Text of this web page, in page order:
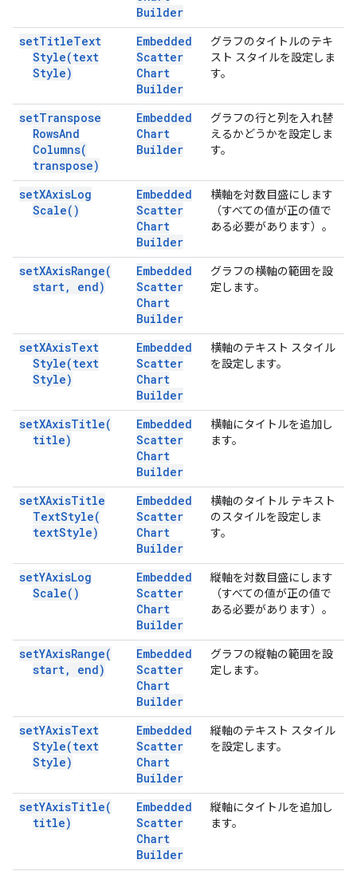
Builder
setTitleText
Style(text
Style)
Embedded
Scatter
Chart
Builder
グラフのタイトルのテキ
スト スタイルを設定しま
す。
setTranspose
RowsAnd
Columns(
transpose)
Embedded
Chart
Builder
グラフの行と列を入れ替
えるかどうかを設定しま
す。
setXAxisLog
Scale( )
Embedded
Scatter
Chart
Builder
横軸を対数目盛にします
（すべての値が正の値で
ある必要があります）。
setXAxisRange(
start, end)
Embedded
Scatter
Chart
Builder
グラフの横軸の範囲を設
定します。
setXAxisText
Style(text
Style)
Embedded
Scatter
Chart
Builder
横軸のテキスト スタイル
を設定します。
setXAxisTitle(
title)
Embedded
Scatter
Chart
Builder
横軸にタイトルを追加し
ます。
setXAxisTitle
TextStyle(
textStyle)
Embedded
Scatter
Chart
Builder
横軸のタイトル テキスト
のスタイルを設定しま
す。
setYAxisLog
Scale( )
Embedded
Scatter
Chart
Builder
縦軸を対数目盛にします
（すべての値が正の値で
ある必要があります）。
setYAxisRange(
start, end)
Embedded
Scatter
Chart
Builder
グラフの縦軸の範囲を設
定します。
setYAxisText
Style(text
Style)
Embedded
Scatter
Chart
Builder
縦軸のテキスト スタイル
を設定します。
setYAxisTitle(
title)
Embedded
Scatter
Chart
Builder
縦軸にタイトルを追加し
ます。